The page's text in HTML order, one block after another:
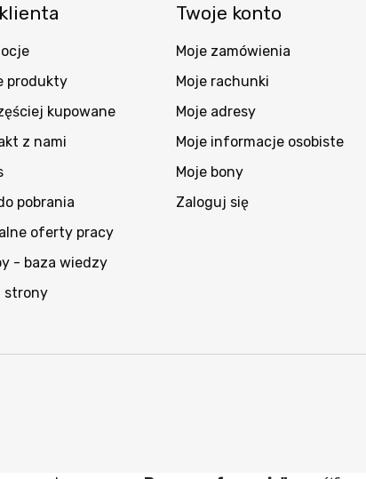
produkty
kupowane
z nami
pobrania
oferty pracy
- baza wiedzy
strony
Twoje konto
Moje zamówienia
Moje rachunki
Moje adresy
Moje informacje osobiste
Moje bony
Zaloguj się